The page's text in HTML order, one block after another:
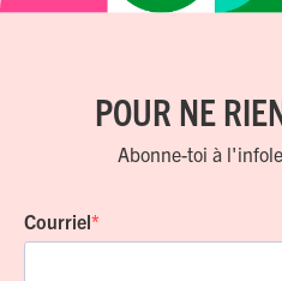
POUR NE
Abonne-toi à
Courriel